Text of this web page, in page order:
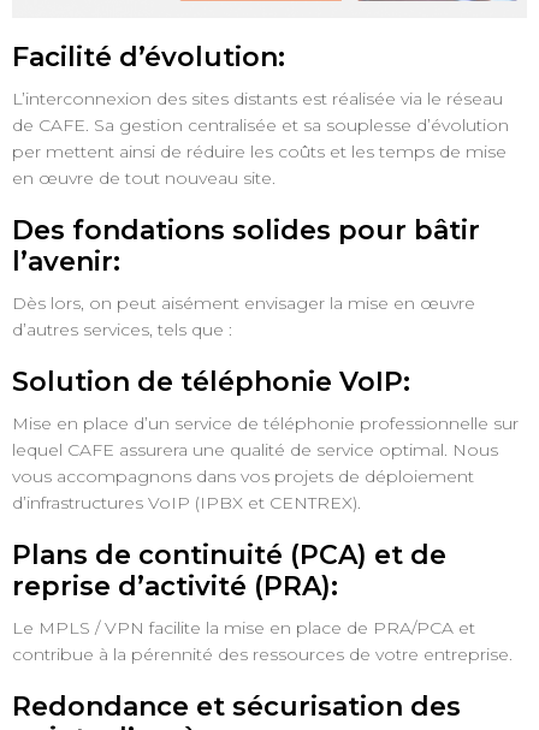
Facilité d’évolution:
L’interconnexion des sites distants est réalisée via le réseau
de CAFE. Sa gestion centralisée et sa souplesse d’évolution
per mettent ainsi de réduire les coûts et les temps de mise
en œuvre de tout nouveau site.
Des fondations solides pour bâtir
l’avenir:
Dès lors, on peut aisément envisager la mise en œuvre
d’autres services, tels que :
Solution de téléphonie VoIP:
Mise en place d’un service de téléphonie professionnelle sur
lequel CAFE assurera une qualité de service optimal. Nous
vous accompagnons dans vos projets de déploiement
d’infrastructures VoIP (IPBX et CENTREX).
Plans de continuité (PCA) et de
reprise d’activité (PRA):
Le MPLS / VPN facilite la mise en place de PRA/PCA et
contribue à la pérennité des ressources de votre entreprise.
Redondance et sécurisation des